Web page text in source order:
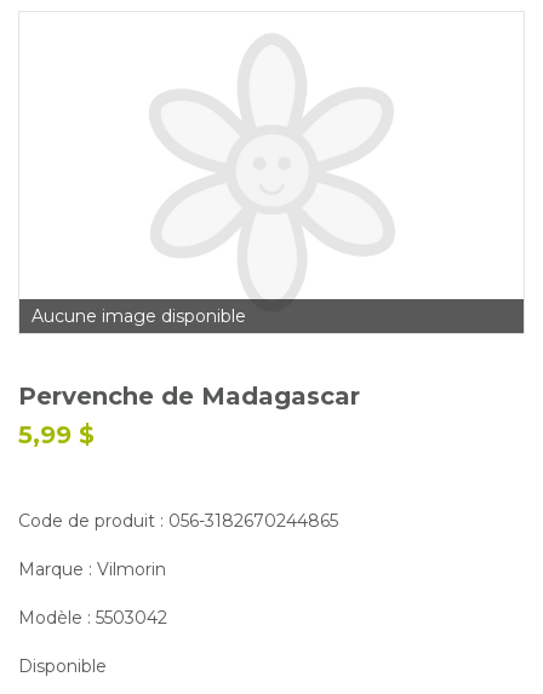
La boutique
Promotions et évènements
Calendrier horticole
Emplois
Service à la clientèle
Nous joindre
Aucune image disponible
Pervenche de Madagascar
5,99 $
Code de produit : 056-3182670244865
Marque : Vilmorin
Modèle : 5503042
Disponible